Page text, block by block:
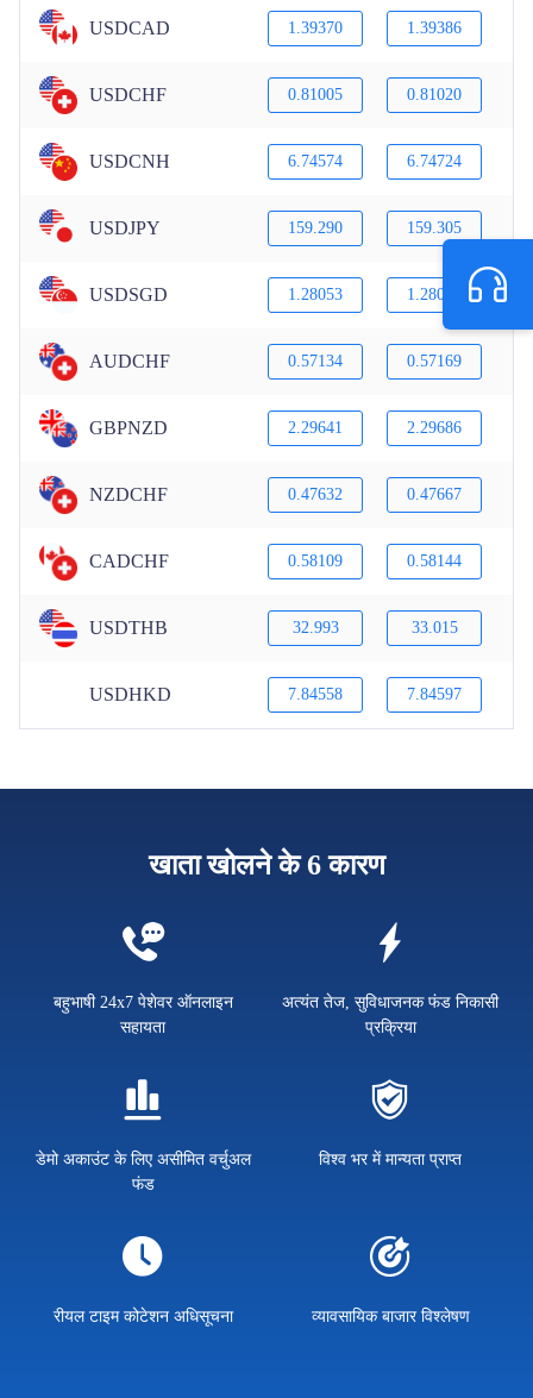
USDCAD 1.39370 1.39386
USDCHF 0.81005 0.81020
USDCNH 6.74574 6.74724
USDJPY 159.290 159.305
USDSGD 1.28053 1.28080
AUDCHF 0.57134 0.57169
GBPNZD 2.29641 2.29686
NZDCHF 0.47632 0.47667
CADCHF 0.58109 0.58144
USDTHB 32.993 33.015
USDHKD 7.84558 7.84597
खाता खोलने के 6 कारण
बहुभाषी 24x7 पेशेवर ऑनलाइन
सहायता
अत्यंत तेज, सुविधाजनक फंड निकासी
प्रक्रिया
डेमो अकाउंट के लिए असीमित वर्चुअल
फंड
विश्व भर में मान्यता प्राप्त
रीयल टाइम कोटेशन अधिसूचना व्यावसायिक बाजार विश्लेषण